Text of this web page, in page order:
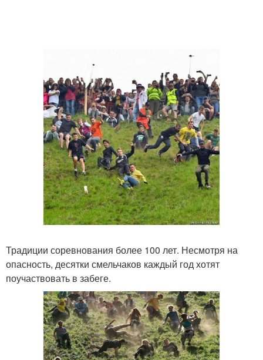
Традиции соревнования более 100 лет. Несмотря на
опасность, десятки смельчаков каждый год хотят
поучаствовать в забеге.